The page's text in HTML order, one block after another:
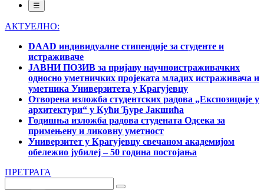
☰
АКТУЕЛНО:
DAAD индивидуалне стипендије за студенте и
истраживаче
ЈАВНИ ПОЗИВ за пријаву научноистраживачких
односно уметничких пројеката младих истраживача и
уметника Универзитета у Крагујевцу
Отворена изложба студентских радова „Експозиције у
архитектури“ у Кући Ђуре Јакшића
Годишња изложба радова студената Одсека за
примењену и ликовну уметност
Универзитет у Крагујевцу свечаном академијом
обележио јубилеј – 50 година постојања
ПРЕТРАГА